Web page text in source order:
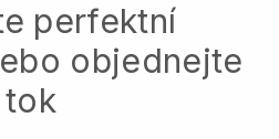
perfektní
objednejte
tok